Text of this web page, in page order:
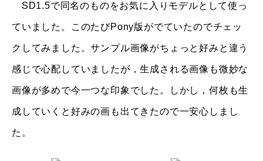
SD1.5で同名のものをお気に入りモデルとして使っ
ていました。このたびPony版がでていたのでチェッ
クしてみました。サンプル画像がちょっと好みと違う
感じで心配していましたが，生成される画像も微妙な
画像が多めで今一つな印象でした。しかし，何枚も生
成していくと好みの画も出てきたので一安心しまし
た。